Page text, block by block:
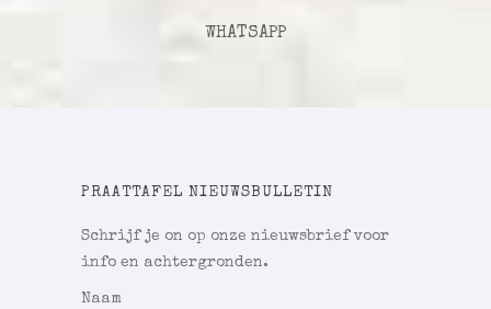
WHATSAPP
PRAATTAFEL NIEUWSBULLETIN
Schrijf je on op onze nieuwsbrief voor
info en achtergronden.
Naam